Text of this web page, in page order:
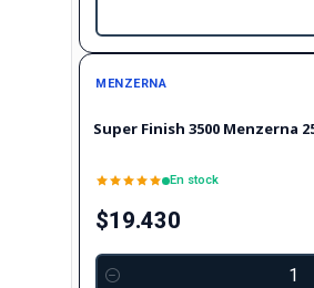
MENZERNA
Super Finish 3500 Menzerna
En stock
$19.430